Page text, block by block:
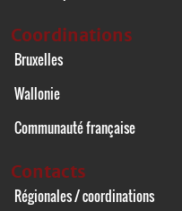
Coordinations
Bruxelles
Wallonie
Communauté française
Contacts
Régionales / coordinations